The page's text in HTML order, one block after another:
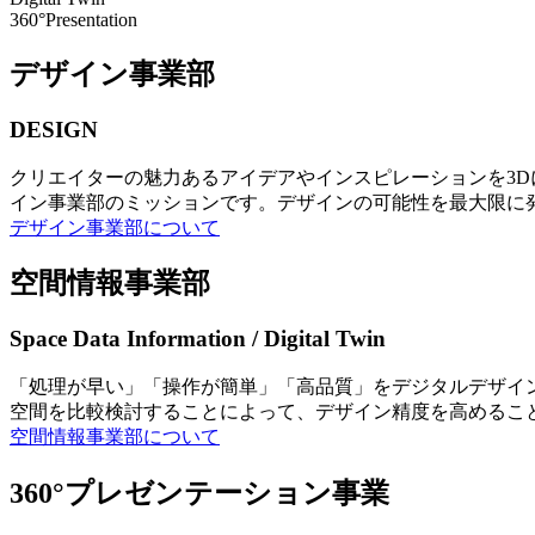
360°Presentation
デザイン事業部
DESIGN
クリエイターの魅力あるアイデアやインスピレーションを
イン事業部のミッションです。デザインの可能性を最大限
デザイン事業部について
空間情報事業部
Space Data Information / Digital Twin
「処理が早い」「操作が簡単」「高品質」をデジタルデザ
空間を比較検討することによって、デザイン精度を高めるこ
空間情報事業部について
360°プレゼンテーション事業